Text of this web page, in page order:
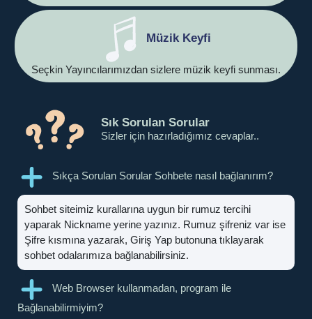
Müzik Keyfi
Seçkin Yayıncılarımızdan sizlere müzik keyfi sunması.
Sık Sorulan Sorular
Sizler için hazırladığımız cevaplar..
Sıkça Sorulan Sorular Sohbete nasıl bağlanırım?
Sohbet siteimiz kurallarına uygun bir rumuz tercihi
yaparak Nickname yerine yazınız. Rumuz şifreniz var ise
Şifre kısmına yazarak, Giriş Yap butonuna tıklayarak
sohbet odalarımıza bağlanabilirsiniz.
Web Browser kullanmadan, program ile
Bağlanabilirmiyim?